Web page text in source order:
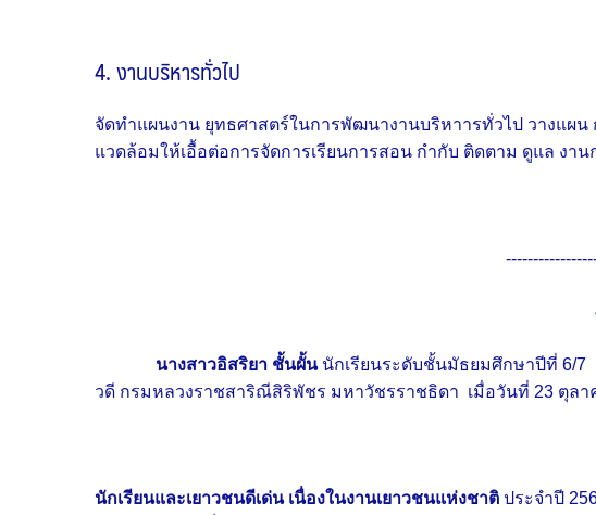
4. งานบริหารทั่วไป
จัดทำแผนงาน ยุทธศาสตร์ในการพัฒนางานบริหาารทั่วไป วางแ
แวดล้อมให้เอื้อต่อการจัดการเรียนการสอน กำกับ ติดตาม ดูแล ง
นางสาวอิสริยา ชั้นผั้นนักเรียนระดับชั้นมัธยมศึกษาปีที่ 6/7
วดี กรมหลวงราชสาริณีสิริพัชร มหาวัชรราชธิดา เมื่อวันที่ 23 ตุลา
นักเรียนและเยาวชนดีเด่น เนื่องในงานเยาวชนแห่งชาติ ประจำปี